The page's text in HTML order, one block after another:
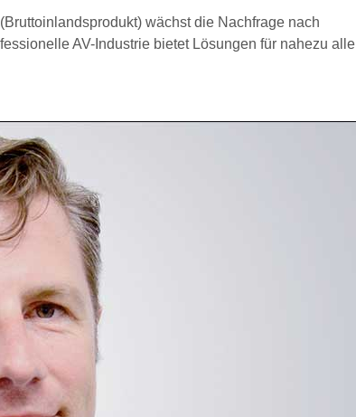
(Bruttoinlandsprodukt) wächst die Nachfrage nach
AV-Industrie bietet Lösungen für nahezu alle